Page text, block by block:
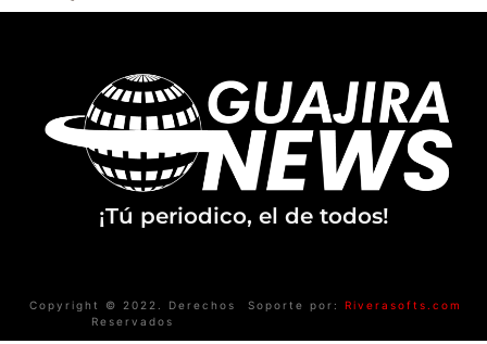
¡Tú periodico, el de todos!
Copyright © 2022. Derechos
Reservados
Soporte por: Riverasofts.com